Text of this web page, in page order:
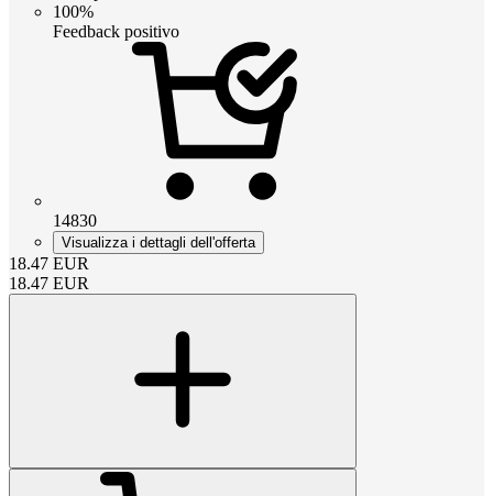
100%
Feedback positivo
14830
Visualizza i dettagli dell'offerta
18.47 EUR
18.47 EUR